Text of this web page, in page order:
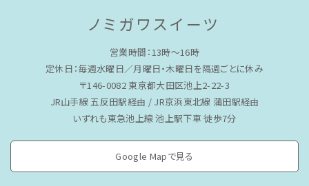
ノミガワスイーツ
営業時間：13時〜16時
定休日：毎週水曜日／月曜日・木曜日を隔週ごとに休み
〒146-0082 東京都大田区池上2-22-3
JR山手線 五反田駅経由 / JR京浜東北線 蒲田駅経由
いずれも東急池上線 池上駅下車 徒歩7分
Google Mapで見る